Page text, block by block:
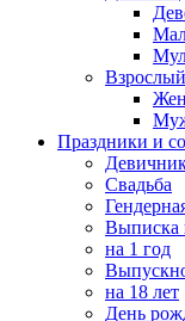
Праздники и
Свадьба
Выписка
на 1 год
на 18 лет
День